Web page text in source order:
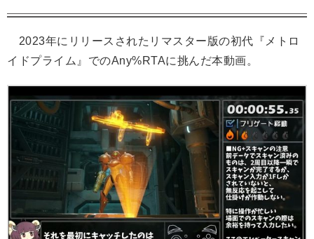
2023年にリリースされたリマスター版の初代『メトロ
イドプライム』でのAny%RTAに挑んだ本動画。